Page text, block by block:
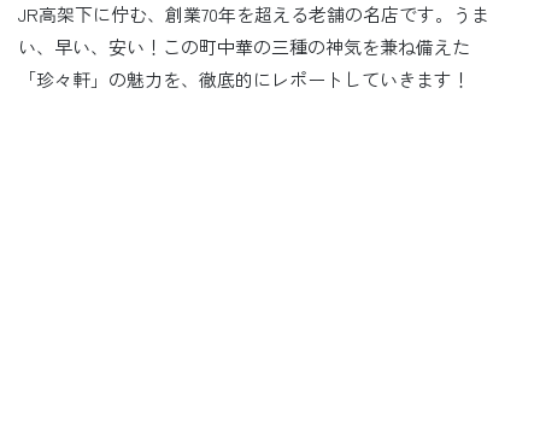
JR高架下に佇む、創業70年を超える老舗の名店です。うま
い、早い、安い！この町中華の三種の神気を兼ね備えた
「珍々軒」の魅力を、徹底的にレポートしていきます！